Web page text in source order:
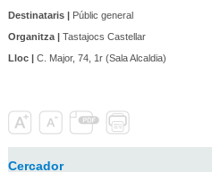
Destinataris |Públic general
Organitza |Tastajocs Castellar
Lloc |C. Major, 74, 1r (Sala Alcaldia)
Cercador